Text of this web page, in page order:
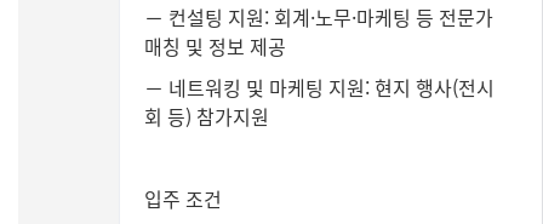
－ 컨설팅 지원: 회계·노무·마케팅 등 전문가
매칭 및 정보 제공
－ 네트워킹 및 마케팅 지원: 현지 행사(전시
회 등) 참가지원
입주 조건